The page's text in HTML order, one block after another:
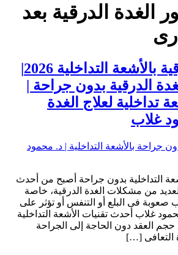
الغدة الدرقية بعد
الدرقية بدون جراحة |
تداخلية لعلاج الغدة
غلاب
التداخلية بدون جراحة أصبح من أحدث
من مشكلات الغدة الدرقية، خاصة
صعوبة فى البلع أو التنفس أو تؤثر على
غلاب أحدث تقنيات الأشعة التداخلية
العقد دون الحاجة إلى الجراحة
التعافى […]